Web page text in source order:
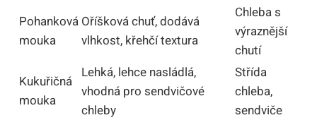
Pohanková
mouka
Oříšková chuť, dodává
vlhkost, křehčí textura
Chleba s
výraznější
chutí
Kukuřičná
mouka
Lehká, lehce nasládlá,
vhodná pro sendvičové
chleby
Střída
chleba,
sendviče